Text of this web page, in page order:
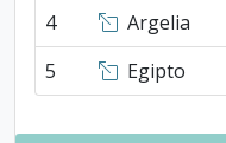
4
Argelia
5
Egipto